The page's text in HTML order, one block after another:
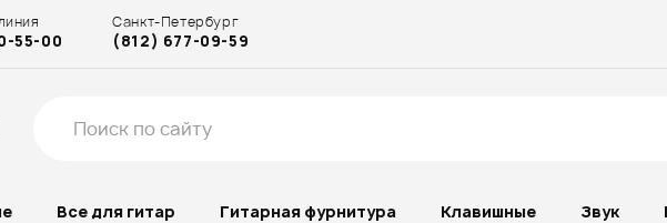
55-00
Санкт-Петербург
(812) 677-09-59
Все для гитар Гитарная фурнитура Клавишные Звук